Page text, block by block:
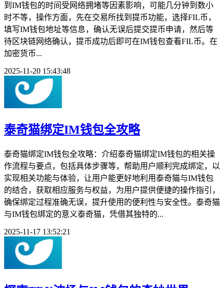
到IM钱包的时间受网络拥堵等因素影响，可能几分钟到数小
时不等，操作方面，先在交易所找到提币功能，选择FIL币，
填写IM钱包地址等信息，确认无误后提交提币申请，然后等
待区块链网络确认，提币成功后即可在IM钱包查看FIL币。在
加密货币...
2025-11-20 15:43:48
泰奇猫绑定IM钱包全攻略
泰奇猫绑定IM钱包全攻略：介绍泰奇猫绑定IM钱包的相关操
作流程与要点，包括具体步骤等，帮助用户顺利完成绑定，以
实现相关功能与体验，让用户能更好地利用泰奇猫与IM钱包
的结合，获取相应服务与权益，为用户提供便捷的操作指引，
确保绑定过程准确无误，提升使用的便利性与安全性。泰奇猫
与IM钱包绑定的意义泰奇猫，凭借其独特的...
2025-11-17 13:52:21